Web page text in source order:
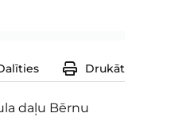
Drukāt
daļu Bērnu